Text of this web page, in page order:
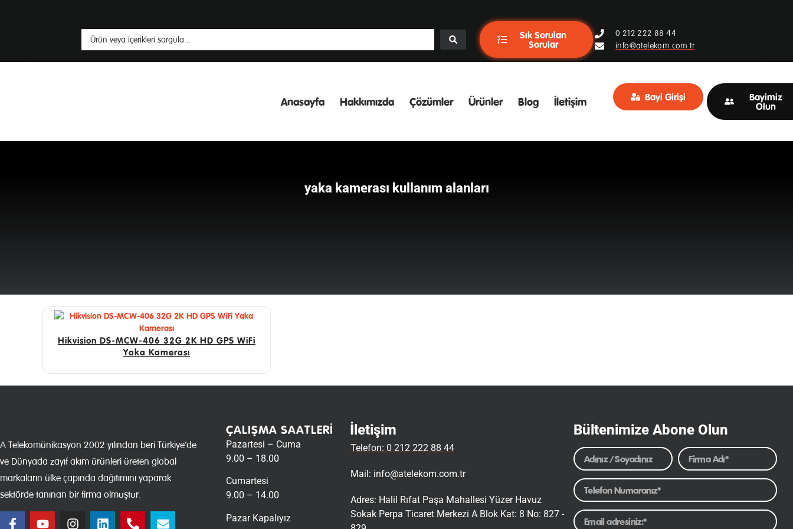
Sık Sorulan
Sorular
0 212 222 88 44
info@atelekom.com.tr
Anasayfa Hakkımızda Çözümler Ürünler Blog İletişim Bayi Girişi
Bayimiz
Olun
yaka kamerası kullanım alanları
Hikvision DS-MCW-406 32G 2K HD GPS WiFi
Yaka Kamerası
A Telekomünikasyon 2002 yılından beri Türkiye’de
ve Dünyada zayıf akım ürünleri üreten global
markaların ülke çapında dağıtımını yaparak
sektörde tanınan bir firma olmuştur.
ÇALIŞMA SAATLERI
Pazartesi – Cuma
9.00 – 18.00
Cumartesi
9.00 – 14.00
Pazar Kapalıyız
İletişim
Telefon: 0 212 222 88 44
Mail: info@atelekom.com.tr
Adres: Halil Rıfat Paşa Mahallesi Yüzer Havuz
Sokak Perpa Ticaret Merkezi A Blok Kat: 8 No: 827 -
Bültenimize Abone Olun